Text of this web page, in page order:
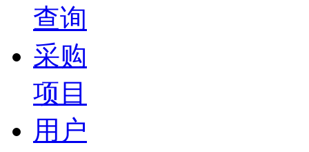
查询
采购
项目
用户